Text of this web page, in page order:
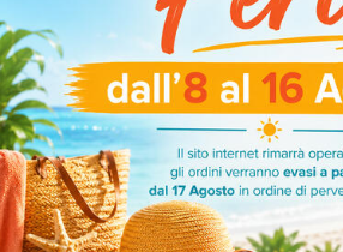
ART. NG3002DIS-28 2026